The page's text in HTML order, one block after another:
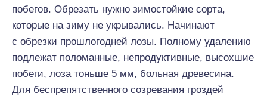
побегов. Обрезать нужно зимостойкие сорта,
которые на зиму не укрывались. Начинают
с обрезки прошлогодней лозы. Полному удалению
подлежат поломанные, непродуктивные, высохшие
побеги, лоза тоньше 5 мм, больная древесина.
Для беспрепятственного созревания гроздей